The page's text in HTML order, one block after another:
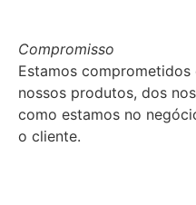
Compromisso
Estamos
nossos produtos, dos
como estamos no
o cliente.